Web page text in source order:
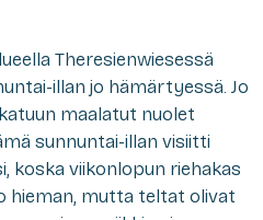
Theresienwiesessä
illan jo hämärtyessä. Jo
maalatut nuolet
sunnuntai-illan visiitti
koska viikonlopun riehakas
hieman, mutta teltat olivat